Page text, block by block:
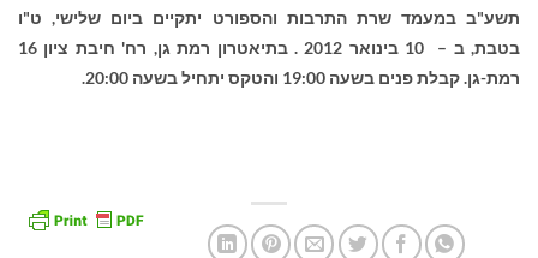
תשע"ב במעמד שרת התרבות והספורט יתקיים ביום שלישי, ט"ו
בטבת, ב – 10 בינואר 2012 . בתיאטרון רמת גן, רח' חיבת ציון 16
רמת-גן. קבלת פנים בשעה 19:00 והטקס יתחיל בשעה 20:00.